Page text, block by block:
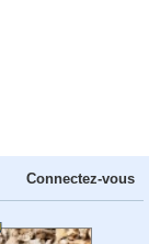
Connectez-vous